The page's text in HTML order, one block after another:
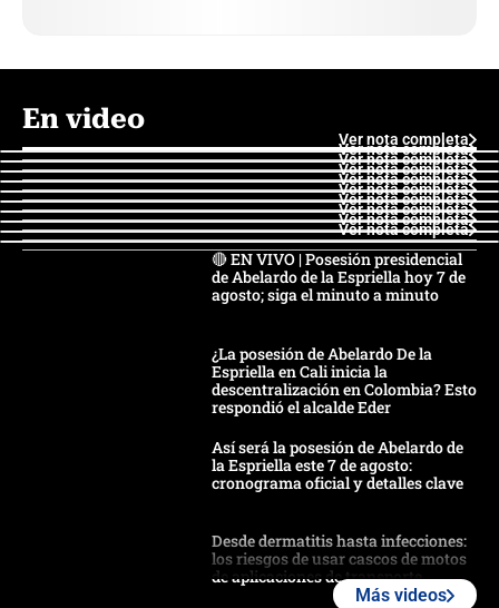
En video
Ver nota completa
Ver nota completa
Ver nota completa
Ver nota completa
Ver nota completa
Ver nota completa
Ver nota completa
Ver nota completa
Ver nota completa
Ver nota completa
🔴 EN VIVO | Posesión presidencial
de Abelardo de la Espriella hoy 7 de
agosto; siga el minuto a minuto
¿La posesión de Abelardo De la
Espriella en Cali inicia la
descentralización en Colombia? Esto
respondió el alcalde Eder
Así será la posesión de Abelardo de
la Espriella este 7 de agosto:
cronograma oficial y detalles clave
Desde dermatitis hasta infecciones:
los riesgos de usar cascos de motos
de aplicaciones de transporte
Más videos